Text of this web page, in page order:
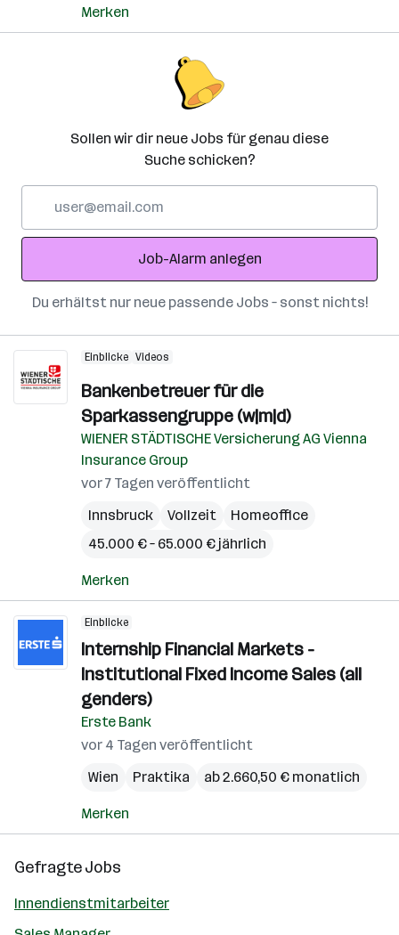
Merken
Sollen wir dir neue Jobs für genau diese
Suche schicken?
Adresse
Job-Alarm anlegen
Du erhältst nur neue passende Jobs – sonst nichts!
Einblicke Videos
Bankenbetreuer für die
Sparkassengruppe (w|m|d)
WIENER STÄDTISCHE Versicherung AG Vienna
Insurance Group
vor 7 Tagen veröffentlicht
Innsbruck
Vollzeit
Homeoffice
45.000 € – 65.000 € jährlich
Merken
Einblicke
Internship Financial Markets -
Institutional Fixed Income Sales (all
genders)
Erste Bank
vor 4 Tagen veröffentlicht
Wien
Praktika ab 2.660,50 € monatlich
Merken
Gefragte Jobs
Innendienstmitarbeiter